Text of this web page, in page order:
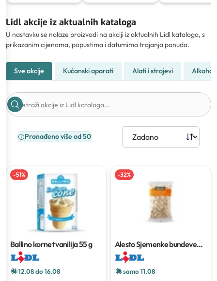
Lidl akcije iz aktualnih kataloga
U nastavku se nalaze proizvodi na akciji iz aktualnih Lidl kataloga, s
prikazanim cijenama, popustima i datumima trajanja ponuda.
Sve akcije Kućanski aparati Alati i strojevi
Pronađeno više od 50
-51%
Ballino kornet vanilija55 g
12.08 do 16.08
-32%
Alesto Sjemenke bundeve
250 g
samo 11.08